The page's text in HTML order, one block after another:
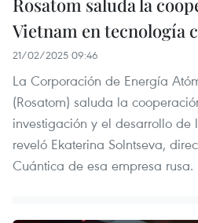
Rosatom saluda la
Vietnam en tecnología
21/02/2025 09:46
La Corporación de Energía
(Rosatom) saluda la
investigación y el desarrollo de
reveló Ekaterina Solntseva,
Cuántica de esa empresa rusa.